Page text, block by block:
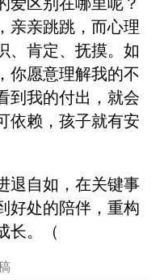
亲亲跳跳，而心理
、肯定、抚摸。如
你愿意理解我的不
到我的付出，就会
依赖，孩子就有安
退自如，在关键事
好处的陪伴，重构
长。（